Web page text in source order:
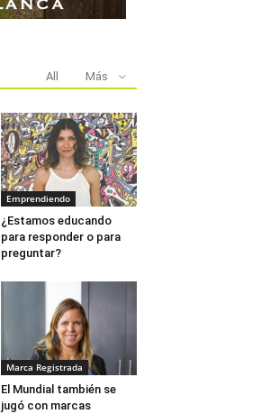
All Más
Emprendiendo
¿Estamos educando
para responder o para
preguntar?
Marca Registrada
El Mundial también se
jugó con marcas